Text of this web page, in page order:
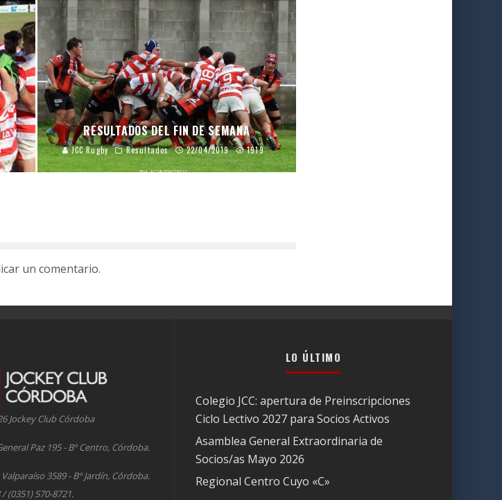
RESULTADOS DEL FIN DE SEMANA
JCC Rugby Resultados 22/04/2019 1919
un comentario.
Jockey Club Córdoba
Paz 195 - Bº Centro, Córdoba.
Valparaíso 3589 - Bº Jardín, Córdoba.
/ (0351) 570-8721.
LO ÚLTIMO
Colegio JCC: apertura de Preinscripciones
Ciclo Lectivo 2027 para Socios Activos
Asamblea General Extraordinaria de
Socios/as Mayo 2026
Regional Centro Cuyo «C»